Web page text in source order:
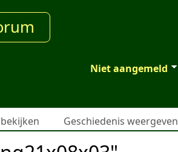
Niet aangemeld
Geschiedenis weergeven